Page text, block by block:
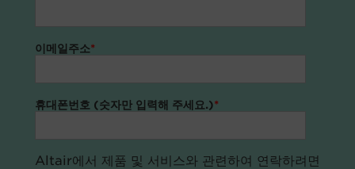
이메일주소*
휴대폰번호 (숫자만 입력해 주세요.)*
Altair에서 제품 및 서비스와 관련하여 연락하려면